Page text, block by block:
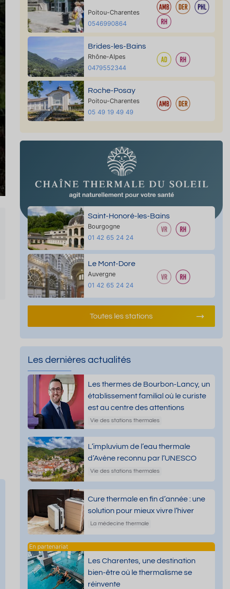
Poitou-Charentes
0546990864
Brides-les-Bains
Rhône-Alpes
0479552344
Roche-Posay
Poitou-Charentes
05 49 19 49 49
Saint-Honoré-les-Bains
Bourgogne
01 42 65 24 24
Le Mont-Dore
Auvergne
01 42 65 24 24
Toutes les stations
Les dernières actualités
Les thermes de Bourbon-Lancy, un
établissement familial où le curiste
est au centre des attentions
Vie des stations thermales
L’impluvium de l’eau thermale
d’Avène reconnu par l’UNESCO
Vie des stations thermales
Cure thermale en fin d’année : une
solution pour mieux vivre l’hiver
La médecine thermale
Les Charentes, une destination
bien-être où le thermalisme se
réinvente